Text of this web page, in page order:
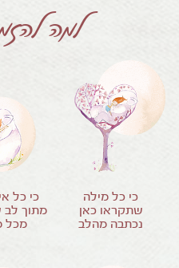
למה
כי כל מילה
שתקראו כאן
נכתבה מהלב
כי כל
מתוך
מכל